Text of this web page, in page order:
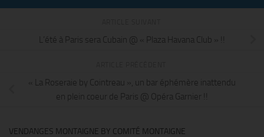
L’été à Paris sera Cubain @ « Plaza Havana Club » !!
« La Roseraie by Cointreau », un bar éphémère inattendu
en plein coeur de Paris @ Opéra Garnier !!
VENDANGES MONTAIGNE BY COMITÉ MONTAIGNE